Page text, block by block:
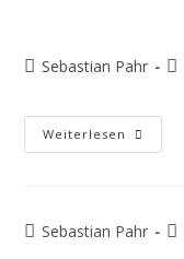
Sebastian Pahr
Weiterlesen
Sebastian Pahr